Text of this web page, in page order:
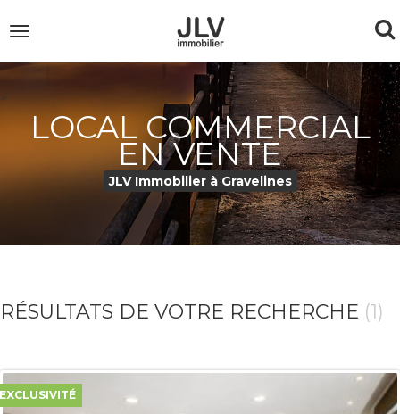
Toggle
>
LOCAL COMMERCIAL
EN VENTE
JLV Immobilier à Gravelines
RÉSULTATS DE VOTRE RECHERCHE (1)
EXCLUSIVITÉ